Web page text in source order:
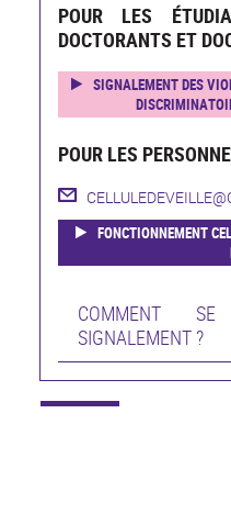
POUR LES
DOCTORANTS ET
SIGNALEMENT DES
POUR LES
FONCTIONNEMENT
COMMENT
SIGNALEMENT ?